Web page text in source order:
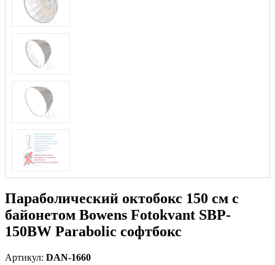
Параболический октобокс 150 см с
байонетом Bowens Fotokvant SBP-
150BW Parabolic софтбокс
Артикул: DAN-1660